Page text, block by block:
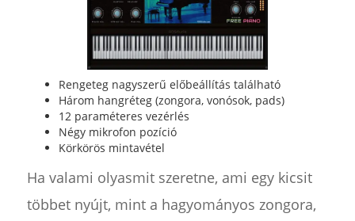
Rengeteg nagyszerű előbeállítás található
Három hangréteg (zongora, vonósok, pads)
12 paraméteres vezérlés
Négy mikrofon pozíció
Körkörös mintavétel
Ha valami olyasmit szeretne, ami egy kicsit
többet nyújt, mint a hagyományos zongora,